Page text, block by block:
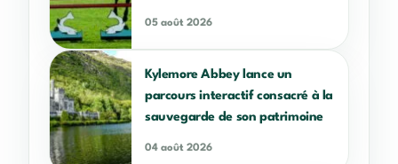
05 août 2026
Kylemore Abbey lance un
parcours interactif consacré à la
sauvegarde de son patrimoine
04 août 2026